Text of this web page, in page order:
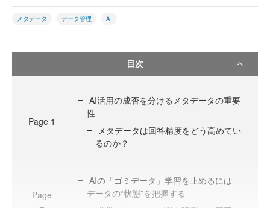
メタデータ データ管理 AI
目次
Page 1
AI活用の成否を分けるメタデータの重要
性
メタデータは回答精度をどう高めてい
るのか？
Page
AIの「ゴミデータ」学習を止めるには──
データの“状態”を把握する